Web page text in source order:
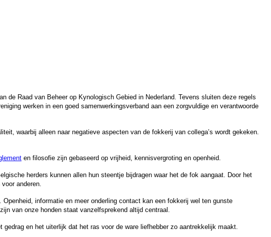
de Raad van Beheer op Kynologisch Gebied in Nederland. Tevens sluiten deze regels
werken in een goed samenwerkingsverband aan een zorgvuldige en verantwoorde
waarbij alleen naar negatieve aspecten van de fokkerij van collega’s wordt gekeken.
en filosofie zijn gebaseerd op vrijheid, kennisvergroting en openheid.
herders kunnen allen hun steentje bijdragen waar het de fok aangaat. Door het
anderen.
informatie en meer onderling contact kan een fokkerij wel ten gunste
van onze honden staat vanzelfsprekend altijd centraal.
en het uiterlijk dat het ras voor de ware liefhebber zo aantrekkelijk maakt.